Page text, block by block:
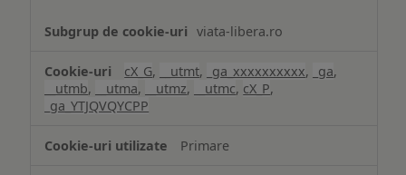
viata-libera.ro
cX_G, __utmt, _ga_xxxxxxxxxx, _ga,
__utmb, __utma, __utmz, __utmc, cX_P,
_ga_YTJQVQYCPP
Primare